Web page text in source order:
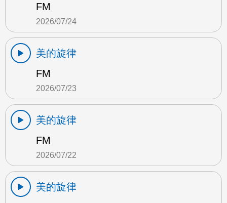
FM
2026/07/24
美的旋律
FM
2026/07/23
美的旋律
FM
2026/07/22
美的旋律